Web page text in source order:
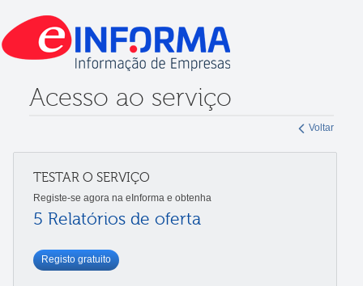
Voltar
Acesso ao serviço
TESTAR O SERVIÇO
Registe-se agora na eInforma e obtenha
5 Relatórios de oferta
Registo gratuito